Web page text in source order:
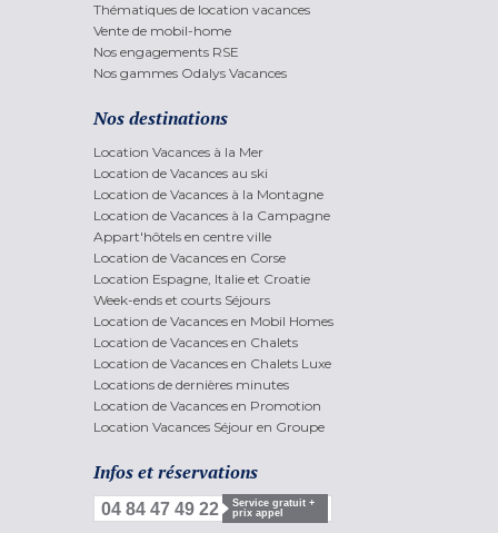
Thématiques de location vacances
Vente de mobil-home
Nos engagements RSE
Nos gammes Odalys Vacances
Nos destinations
Location Vacances à la Mer
Location de Vacances au ski
Location de Vacances à la Montagne
Location de Vacances à la Campagne
Appart'hôtels en centre ville
Location de Vacances en Corse
Location Espagne, Italie et Croatie
Week-ends et courts Séjours
Location de Vacances en Mobil Homes
Location de Vacances en Chalets
Location de Vacances en Chalets Luxe
Locations de dernières minutes
Location de Vacances en Promotion
Location Vacances Séjour en Groupe
Infos et réservations
04 84 47 49 22
Service gratuit +
prix appel